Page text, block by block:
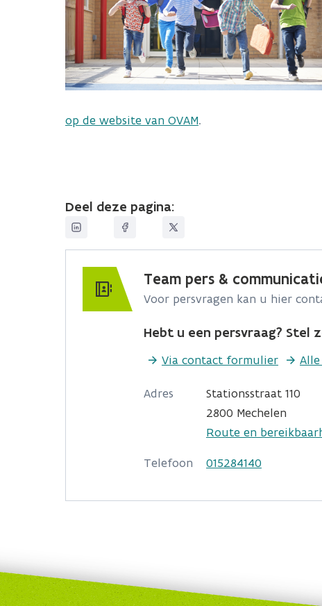
op de website van OVAM.
Deel deze pagina:
Team pers &
Voor persvragen kan u hier
Hebt u een persvraag? Stel
Via contact formulier
Adres
Stationsstraat 110
2800 Mechelen
Route en
Telefoon
015284140